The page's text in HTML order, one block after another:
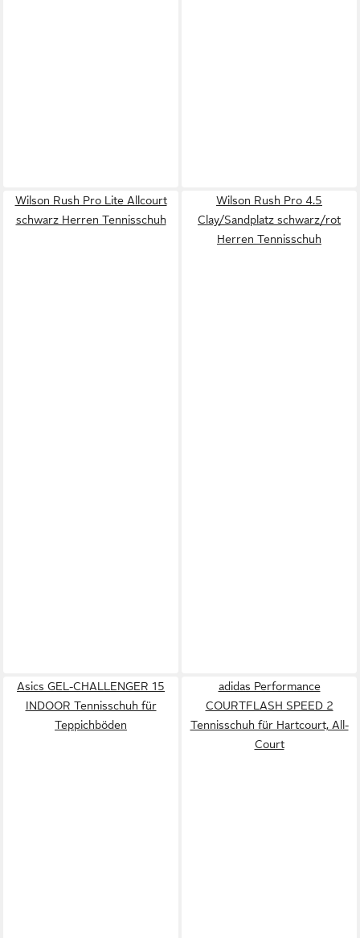
Wilson Rush Pro Lite Allcourt
schwarz Herren Tennisschuh
Wilson Rush Pro 4.5
Clay/Sandplatz schwarz/rot
Herren Tennisschuh
Asics GEL-CHALLENGER 15
INDOOR Tennisschuh für
Teppichböden
adidas Performance
COURTFLASH SPEED 2
Tennisschuh für Hartcourt, All-
Court